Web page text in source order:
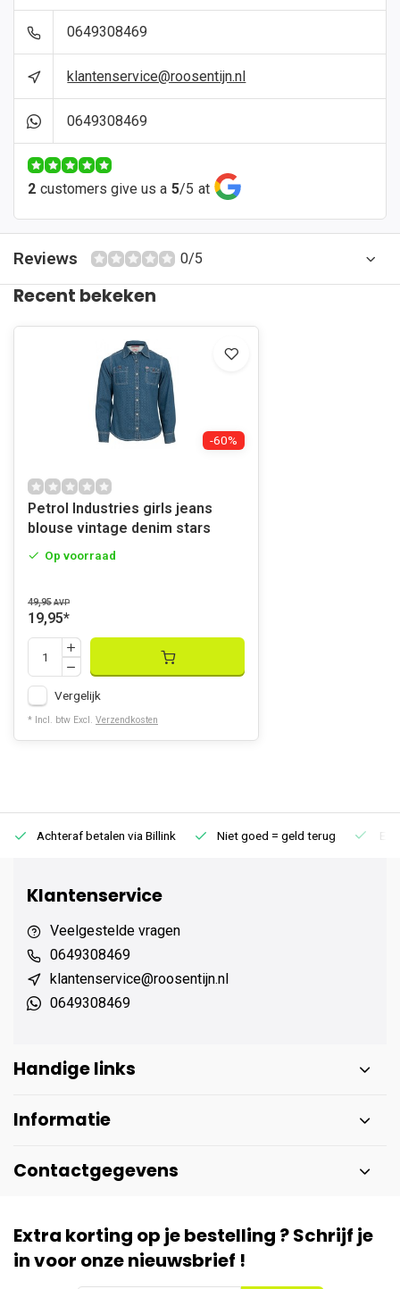
0649308469
klantenservice@roosentijn.nl
0649308469
2 customers give us a 5/5 at
Reviews 0/5
Recent bekeken
-60%
Petrol Industries girls jeans
blouse vintage denim stars
Op voorraad
49,95 AVP
19,95*
Vergelijk
* Incl. btw Excl. Verzendkosten
Achteraf betalen via Billink Niet goed = geld terug
Klantenservice
Veelgestelde vragen
0649308469
klantenservice@roosentijn.nl
0649308469
Handige links
Informatie
Contactgegevens
Extra korting op je bestelling ? Schrijf je
in voor onze nieuwsbrief !